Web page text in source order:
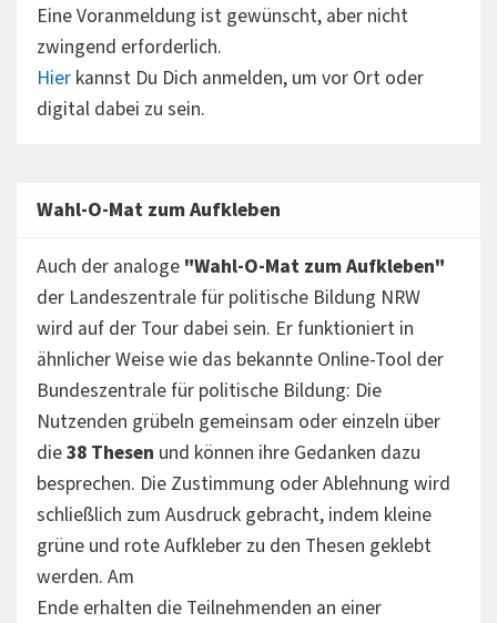
Eine Voranmeldung ist gewünscht, aber nicht
zwingend erforderlich.
Hierkannst Du Dich anmelden, um vor Ort oder
digital dabei zu sein.
Wahl-O-Mat zum Aufkleben
Auch der analoge "Wahl-O-Mat zum Aufkleben"
der Landeszentrale für politische Bildung NRW
wird auf der Tour dabei sein. Er funktioniert in
ähnlicher Weise wie das bekannte Online-Tool der
Bundeszentrale für politische Bildung: Die
Nutzenden grübeln gemeinsam oder einzeln über
die38 Thesen und können ihre Gedanken dazu
besprechen. Die Zustimmung oder Ablehnung wird
schließlich zum Ausdruck gebracht, indem kleine
grüne und rote Aufkleber zu den Thesen geklebt
werden. Am
Ende erhalten die Teilnehmenden an einer